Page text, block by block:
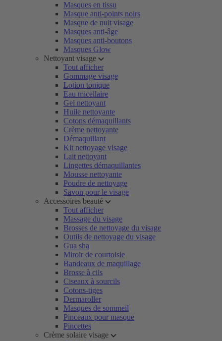
Masques en tissu
Masque anti-points noirs
Masque de nuit visage
Masques anti-âge
Masques anti-boutons
Masques Glow
Nettoyant visage
Tout afficher
Gommage visage
Lotion tonique
Eau micellaire
Gel nettoyant
Huile nettoyante
Cotons démaquillants
Crème nettoyante
Démaquillant
Kit nettoyage visage
Lait nettoyant
Lingettes démaquillantes
Mousse nettoyante
Poudre de nettoyage
Savon pour le visage
Accessoires beauté
Tout afficher
Massage du visage
Brosses de nettoyage du visage
Outils de nettoyage du visage
Gua sha
Miroir de courtoisie
Bandeaux de maquillage
Brosse à cils
Ciseaux à sourcils
Cotons-tiges
Dermaroller
Masques de sommeil
Pinceaux pour masque
Pincettes
Crème solaire visage